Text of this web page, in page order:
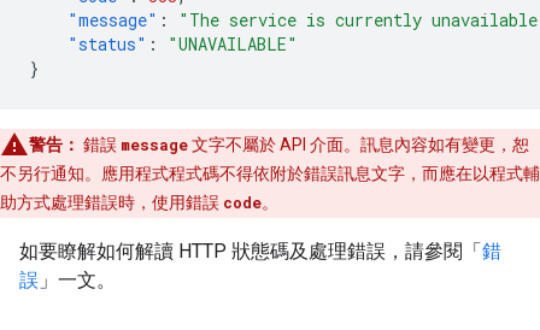
"message" :
"The service is currently
"status" :
"UNAVAILABLE"
}
警告： 錯誤 message文字不屬於 API 介面。訊息內容如有變更，恕
不另行通知。應用程式程式碼不得依附於錯誤訊息文字，而應在以程式輔
助方式處理錯誤時，使用錯誤 code。
如要瞭解如何解讀 HTTP 狀態碼及處理錯誤，請參閱「 錯
誤 」一文。